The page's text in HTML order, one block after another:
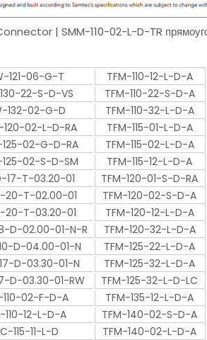
| SMM-110-02-L-D-TR
121-06-G-T
TFM-110-12-L-D-A
22-S-D-VS
TFM-110-22-S-D-A
132-02-G-D
TFM-110-32-L-D-A
120-02-L-D-RA
TFM-115-01-L-D-A
125-02-G-D-RA
TFM-115-02-L-D-A
125-02-S-D-SM
TFM-115-12-L-D-A
17-T-03.20-01
TFM-120-01-S-D-RA
20-T-02.00-01
TFM-120-02-S-D-A
20-T-03.20-01
TFM-120-12-L-D-A
D-02.00-01-N-R
TFM-120-32-L-D-A
D-04.00-01-N
TFM-125-22-L-D-A
D-03.30-01-N
TFM-125-32-L-D-A
D-03.30-01-RW
TFM-125-32-L-D-LC
110-02-F-D-A
TFM-135-12-L-D-A
110-12-L-D-A
TFM-140-02-S-D-A
115-11-L-D
TFM-140-02-L-D-A